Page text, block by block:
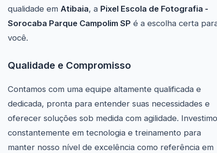
qualidade em Atibaia, a Pixel Escola de Fotografia -
Sorocaba Parque Campolim SP é a escolha certa
você.
Qualidade e Compromisso
Contamos com uma equipe altamente qualificada e
dedicada, pronta para entender suas necessidades e
oferecer soluções sob medida com agilidade.
constantemente em tecnologia e treinamento para
manter nosso nível de excelência como referência em